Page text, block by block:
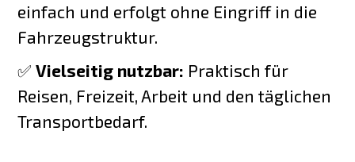
einfach und erfolgt ohne Eingriff in die
Fahrzeugstruktur.
✅Vielseitig nutzbar: Praktisch für
Reisen, Freizeit, Arbeit und den täglichen
Transportbedarf.